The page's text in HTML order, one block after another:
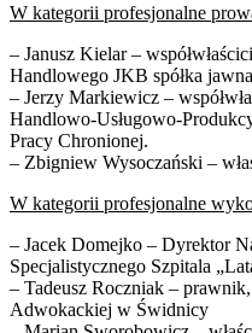
W kategorii profesjonalne
– Janusz Kielar –
Handlowego JKB spółka jawna
– Jerzy Markiewicz –
Handlowo-Usługowo-
Pracy Chronionej.
– Zbigniew Wysoczański –
W kategorii profesjonalne
– Jacek Domejko – Dyrektor
Specjalistycznego Szpitala
– Tadeusz Roczniak –
Adwokackiej w Świdnicy